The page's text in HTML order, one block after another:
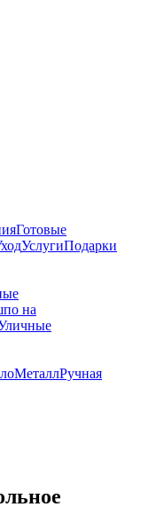
Готовые
УслугиПодарки
на
МеталлРучная